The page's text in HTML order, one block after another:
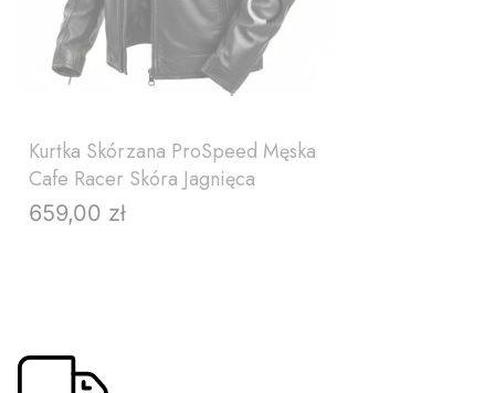
Kurtka Skórzana ProSpeed Męska
Cafe Racer Skóra Jagnięca
Cena
659,00 zł